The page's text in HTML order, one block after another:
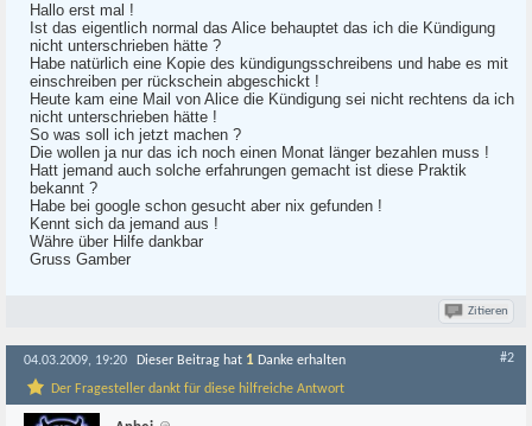
Hallo erst mal !
Ist das eigentlich normal das Alice behauptet das ich die Kündigung
nicht unterschrieben hätte ?
Habe natürlich eine Kopie des kündigungsschreibens und habe es mit
einschreiben per rückschein abgeschickt !
Heute kam eine Mail von Alice die Kündigung sei nicht rechtens da ich
nicht unterschrieben hätte !
So was soll ich jetzt machen ?
Die wollen ja nur das ich noch einen Monat länger bezahlen muss !
Hatt jemand auch solche erfahrungen gemacht ist diese Praktik
bekannt ?
Habe bei google schon gesucht aber nix gefunden !
Kennt sich da jemand aus !
Währe über Hilfe dankbar
Gruss Gamber
Zitieren
04.03.2009, 19:20 Dieser Beitrag hat 1 Danke erhalten
Der Fragesteller dankt für diese hilfreiche Antwort
#2